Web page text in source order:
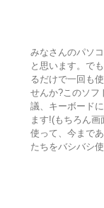
みなさんのパソ
と思います。で
るだけで一回も
せんか?このソフ
議、キーボード
ます!(もちろん
使って、今まで
たちをバシバシ